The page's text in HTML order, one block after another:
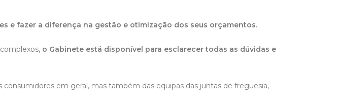
e fazer a diferença na gestão e otimização dos seus orçamentos.
o Gabinete está disponível para esclarecer todas as dúvidas e
consumidores em geral, mas também das equipas das juntas de freguesia,